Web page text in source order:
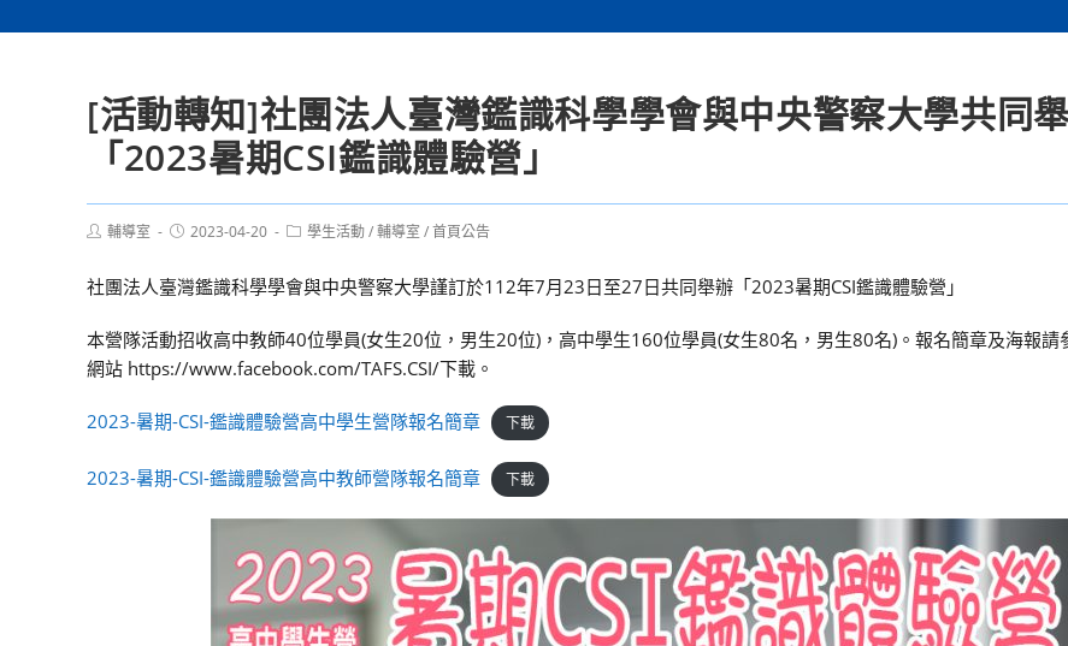
[活動轉知]社團法人臺灣鑑識科學學會與中央警察大學共同
「2023暑期CSI鑑識體驗營」
Post輔導室
Post2023-04-20
Post學生活動/輔導室 /首頁公告
社團法人臺灣鑑識科學學會與中央警察大學謹訂於112年7月23日至27日共同舉辦「2023暑期CSI鑑識體驗營」
本營隊活動招收高中教師40位學員(女生20位，男生20位)，高中學生160位學員(女生80名，男生80名)。報名簡章及海報請
網站 https://www.facebook.com/TAFS.CSI/下載。
2023-暑期-CSI-鑑識體驗營高中學生營隊報名簡章 下載
2023-暑期-CSI-鑑識體驗營高中教師營隊報名簡章 下載